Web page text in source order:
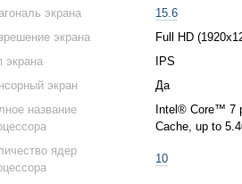
экрана
15.6
экрана
Full HD
экрана
IPS
экран
Да
название
Intel® Core™ 7
Cache, up to
ядер
10